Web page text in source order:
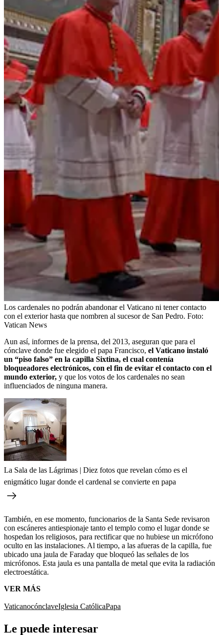
Los cardenales no podrán abandonar el Vaticano ni tener contacto
con el exterior hasta que nombren al sucesor de San Pedro. Foto:
Vatican News
Aun así, informes de la prensa, del 2013, aseguran que para el
cónclave donde fue elegido el papa Francisco, el Vaticano instaló
un “piso falso” en la capilla Sixtina, el cual contenía
bloqueadores electrónicos, con el fin de evitar el contacto con el
mundo exterior, y que los votos de los cardenales no sean
influenciados de ninguna manera.
La Sala de las Lágrimas | Diez fotos que revelan cómo es el
enigmático lugar donde el cardenal se convierte en papa
También, en ese momento, funcionarios de la Santa Sede revisaron
con escáneres antiespionaje tanto el templo como el lugar donde se
hospedan los religiosos, para rectificar que no hubiese un micrófono
oculto en las instalaciones. Al tiempo, a las afueras de la capilla, fue
ubicado una jaula de Faraday que bloqueó las señales de los
micrófonos. Esta jaula es una pantalla de metal que evita la radiación
electroestática.
VER MÁS
VaticanocónclaveIglesia CatólicaPapa
Le puede interesar